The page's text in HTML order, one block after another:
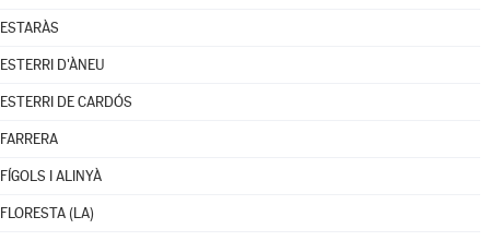
ESTARÀS
ESTERRI D'ÀNEU
ESTERRI DE CARDÓS
FARRERA
FÍGOLS I ALINYÀ
FLORESTA (LA)